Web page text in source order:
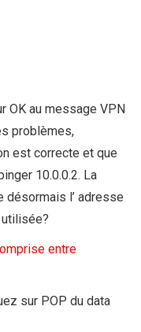
OK au message VPN
problèmes,
est correcte et que
10.0.0.2. La
désormais l’ adresse
utilisée?
entre
sur POP du data